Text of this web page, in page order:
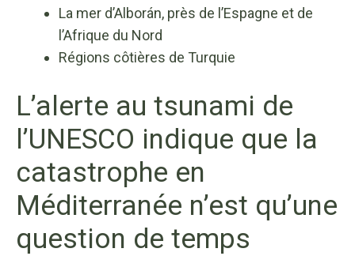
La mer d’Alborán, près de l’Espagne et de
l’Afrique du Nord
Régions côtières de Turquie
L’alerte au tsunami de
l’UNESCO indique que la
catastrophe en
Méditerranée n’est qu’une
question de temps